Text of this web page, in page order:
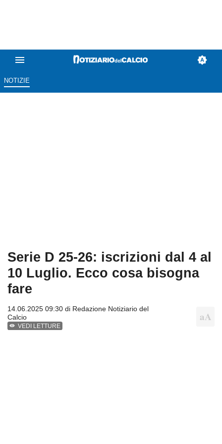
NOTIZIE
Serie D 25-26: iscrizioni dal 4 al
10 Luglio. Ecco cosa bisogna
fare
14.06.2025 09:30 di Redazione Notiziario del
Calcio
VEDI LETTURE